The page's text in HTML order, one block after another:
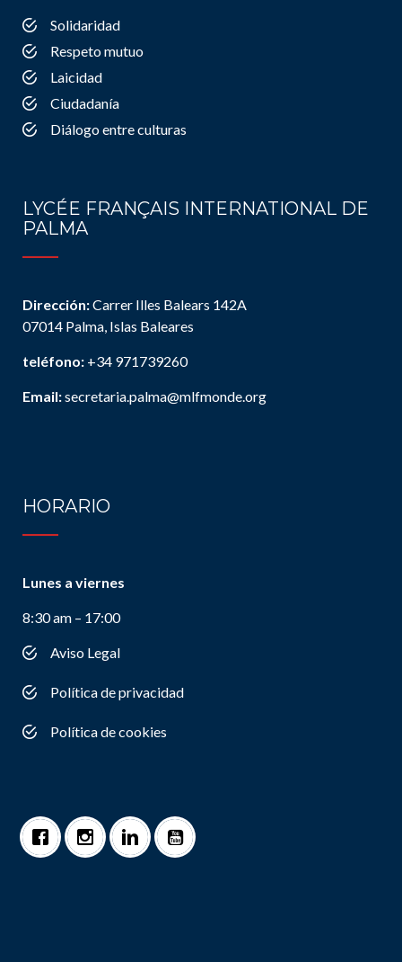
Solidaridad
Respeto mutuo
Laicidad
Ciudadanía
Diálogo entre culturas
LYCÉE FRANÇAIS INTERNATIONAL DE
PALMA
Dirección:Carrer Illes Balears 142A
07014 Palma, Islas Baleares
teléfono: +34 971739260
Email:secretaria.palma@mlfmonde.org
HORARIO
Lunes a viernes
8:30 am – 17:00
Aviso Legal
Política de privacidad
Política de cookies